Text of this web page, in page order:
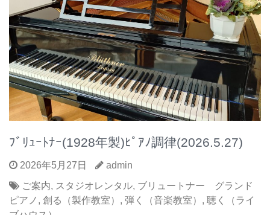
ﾌﾞﾘｭｰﾄﾅｰ(1928年製)ﾋﾟｱﾉ調律(2026.5.27)
2026年5月27日
admin
ご案内, スタジオレンタル, ブリュートナー グランド
ピアノ , 創る（製作教室） , 弾く（音楽教室） , 聴く（ライ